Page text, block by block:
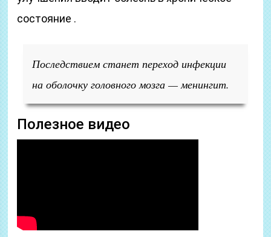
состояние .
Последствием станет переход инфекции
на оболочку головного мозга — менингит.
Полезное видео